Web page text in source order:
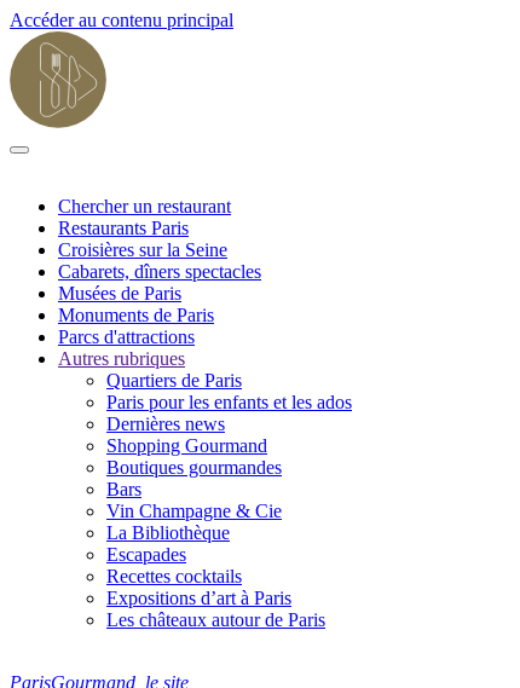
Accéder au contenu principal
Chercher un restaurant
Restaurants Paris
Croisières sur la Seine
Cabarets, dîners spectacles
Musées de Paris
Monuments de Paris
Parcs d'attractions
Autres rubriques
Quartiers de Paris
Paris pour les enfants et les ados
Dernières news
Shopping Gourmand
Boutiques gourmandes
Bars
Vin Champagne & Cie
La Bibliothèque
Escapades
Recettes cocktails
Expositions d’art à Paris
Les châteaux autour de Paris
ParisGourmand, le site